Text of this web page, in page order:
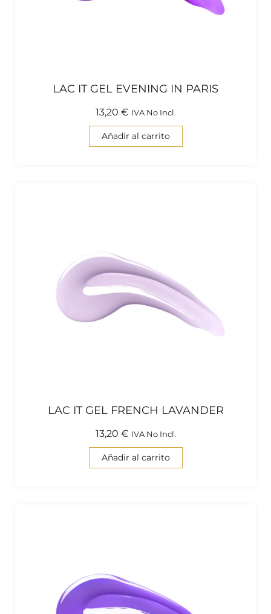
LAC IT GEL EVENING IN PARIS
13,20 € IVA No Incl.
Añadir al carrito
LAC IT GEL FRENCH LAVANDER
13,20 € IVA No Incl.
Añadir al carrito